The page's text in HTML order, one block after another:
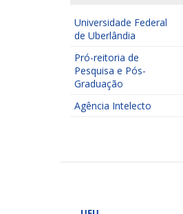
Universidade Federal
de Uberlândia
Pró-reitoria de
Pesquisa e Pós-
Graduação
Agência Intelecto